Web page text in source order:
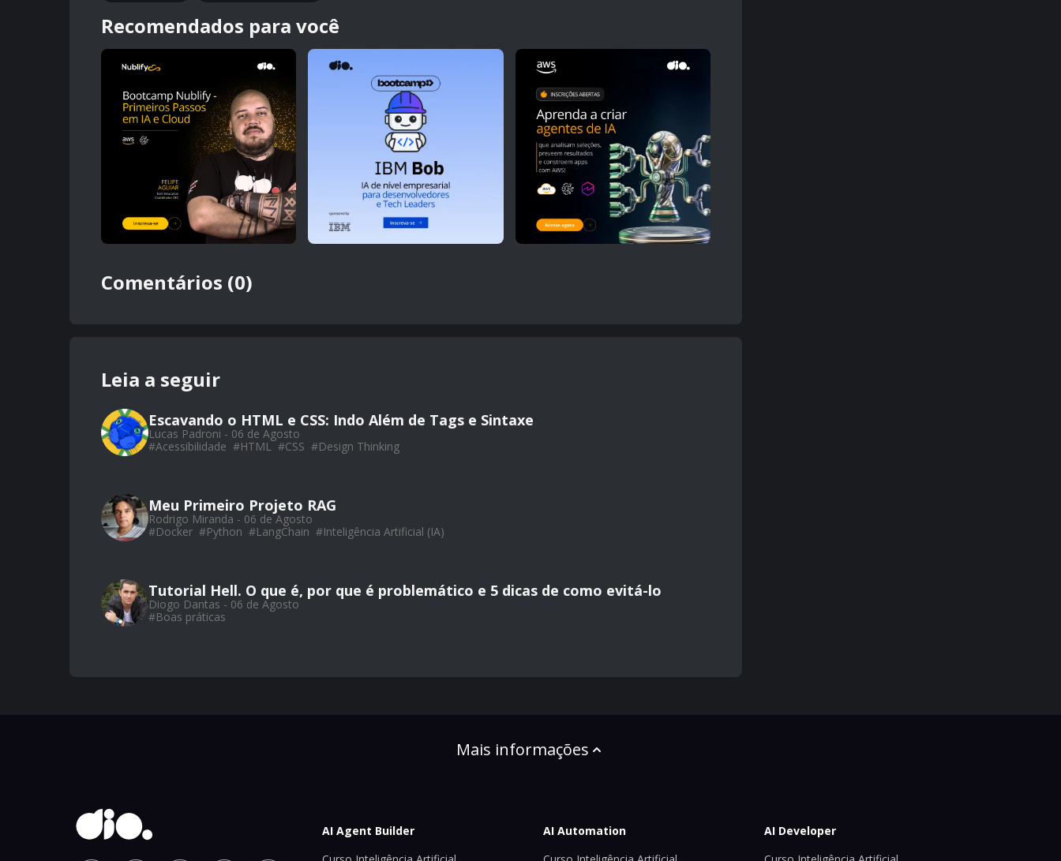
Recomendados para você
Comentários (0)
Leia a seguir
Escavando o HTML e CSS: Indo Além de Tags e Sintaxe
Lucas Padroni - 06 de Agosto
#Acessibilidade #HTML #CSS #Design Thinking
Meu Primeiro Projeto RAG
Rodrigo Miranda - 06 de Agosto
#Docker #Python #LangChain #Inteligência Artificial (IA)
Tutorial Hell. O que é, por que é problemático e 5 dicas de como evitá-lo
Diogo Dantas - 06 de Agosto
#Boas práticas
Mais informações
AI Agent Builder
AI Automation
AI Developer